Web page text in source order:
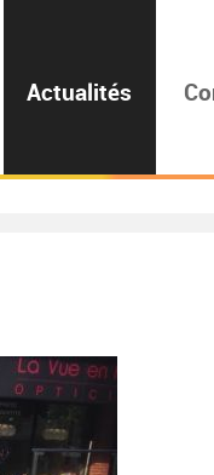
Actualités